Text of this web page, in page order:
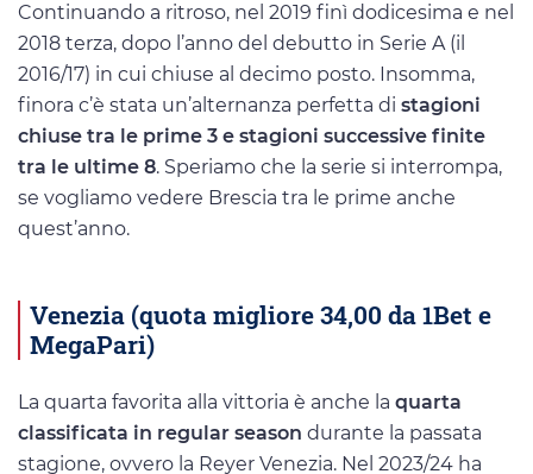
Continuando a ritroso, nel 2019 finì dodicesima e nel
2018 terza, dopo l’anno del debutto in Serie A (il
2016/17) in cui chiuse al decimo posto. Insomma,
finora c’è stata un’alternanza perfetta di stagioni
chiuse tra le prime 3 e stagioni successive finite
tra le ultime 8. Speriamo che la serie si interrompa,
se vogliamo vedere Brescia tra le prime anche
quest’anno.
Venezia (quota migliore 34,00 da 1Bet e
MegaPari)
La quarta favorita alla vittoria è anche la quarta
classificata in regular season durante la passata
stagione, ovvero la Reyer Venezia. Nel 2023/24 ha